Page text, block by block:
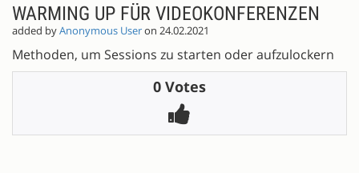
WARMING UP FÜR VIDEOKONFERENZEN
added byAnonymous Useron 24.02.2021
Methoden, um Sessions zu starten oder aufzulockern
0 Votes